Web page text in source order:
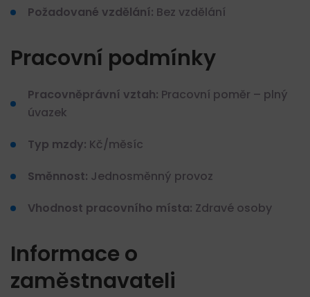
Požadované vzdělání: Bez vzdělání
Pracovní podmínky
Pracovněprávní vztah: Pracovní poměr – plný
úvazek
Typ mzdy: Kč/měsíc
Směnnost: Jednosměnný provoz
Vhodnost pracovního místa: Zdravé osoby
Informace o
zaměstnavateli